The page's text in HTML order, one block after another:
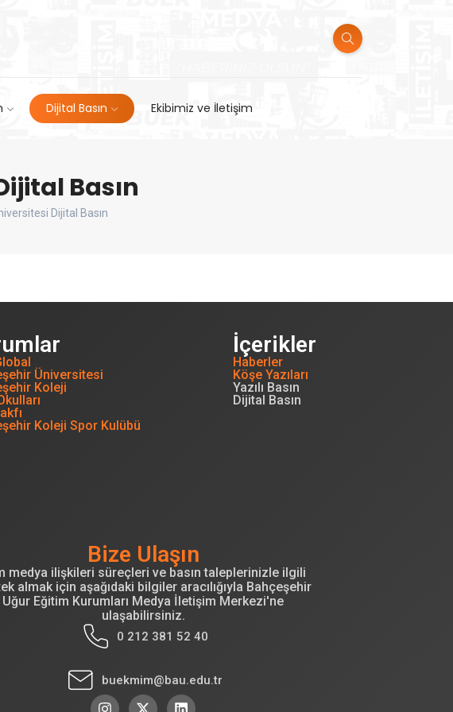
Dijital Basın Ekibimiz ve İletişim
Basın
Dijital Basın
Üniversitesi
Koleji
Koleji Spor Kulübü
İçerikler
Haberler
Köşe Yazıları
Yazılı Basın
Dijital Basın
Bize Ulaşın
medya ilişkileri süreçleri ve basın taleplerinizle ilgili
almak için aşağıdaki bilgiler aracılığıyla Bahçeşehir
Uğur Eğitim Kurumları Medya İletişim Merkezi'ne
ulaşabilirsiniz.
0 212 381 52 40
buekmim@bau.edu.tr